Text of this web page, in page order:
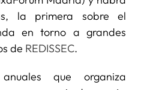
la primera sobre el
en torno a grandes
de REDISSEC.
que organiza